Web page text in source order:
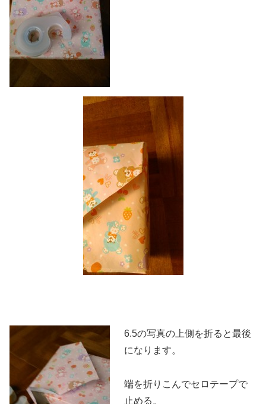
6.5の写真の上側を折ると最後
になります。
端を折りこんでセロテープで
止める。